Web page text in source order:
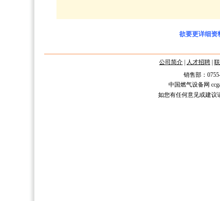
欲要更详细资
公司简介 人才招聘
销售部：
中国燃气设备网
如您有任何意见或建议